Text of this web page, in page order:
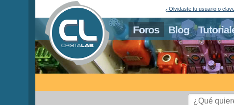
Foros Blog
¿Olvidaste tu usuario o